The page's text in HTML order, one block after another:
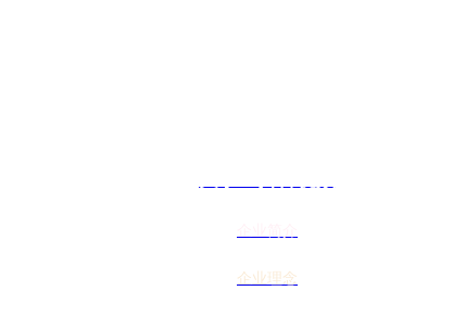
企业理念